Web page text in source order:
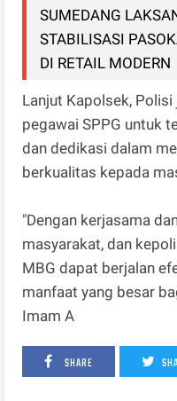
SUMEDANG
STABILISASI
DI RETAIL MODERN
Lanjut Kapolsek,
pegawai SPPG untuk
dan dedikasi dalam
berkualitas kepada
"Dengan kerjasama
masyarakat, dan
MBG dapat berjalan
manfaat yang besar
Imam A
SHARE